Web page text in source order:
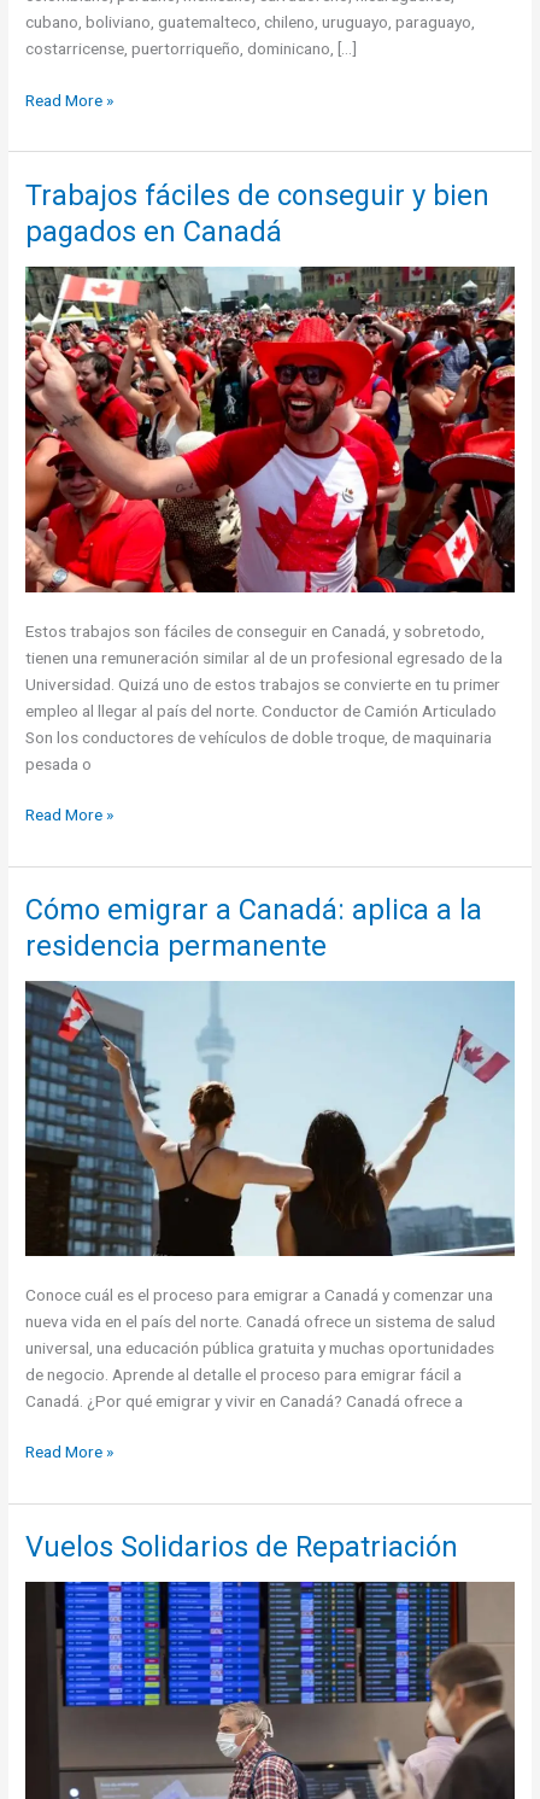
cubano, boliviano, guatemalteco, chileno, uruguayo, paraguayo,
costarricense, puertorriqueño, dominicano, […]
Trabajos
recién
a
España
Read More »
Trabajos fáciles de conseguir y bien
pagados en Canadá
Estos trabajos son fáciles de conseguir en Canadá, y sobretodo,
tienen una remuneración similar al de un profesional egresado de la
Universidad. Quizá uno de estos trabajos se convierte en tu primer
empleo al llegar al país del norte. Conductor de Camión Articulado
Son los conductores de vehículos de doble troque, de maquinaria
pesada o
Trabajos
de
conseguir
y
bien
en
Canadá
Read More »
Cómo emigrar a Canadá: aplica a la
residencia permanente
Conoce cuál es el proceso para emigrar a Canadá y comenzar una
nueva vida en el país del norte. Canadá ofrece un sistema de salud
universal, una educación pública gratuita y muchas oportunidades
de negocio. Aprende al detalle el proceso para emigrar fácil a
Canadá. ¿Por qué emigrar y vivir en Canadá? Canadá ofrece a
Cómo
a
aplica
a
residencia
permanente
Read More »
Vuelos Solidarios de Repatriación